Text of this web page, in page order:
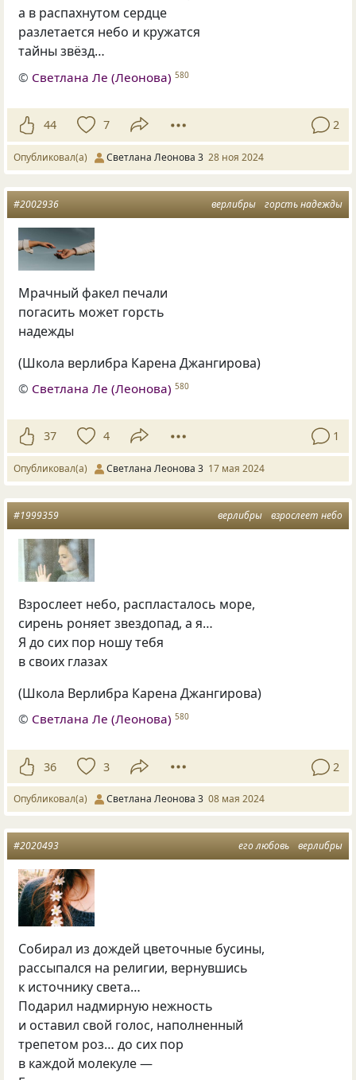
а в распахнутом сердце
разлетается небо и кружатся
тайны звёзд…
© Светлана Ле (Леонова) 580
44 7 2
Опубликовал(а) Светлана Леонова 3 28 ноя 2024
верлибры горсть надежды
#2002936
Мрачный факел печали
погасить может горсть
надежды
(Школа верлибра Карена Джангирова)
© Светлана Ле (Леонова) 580
37 4 1
Опубликовал(а) Светлана Леонова 3 17 мая 2024
верлибры взрослеет небо
#1999359
Взрослеет небо, распласталось море,
сирень роняет звездопад, а я…
Я до сих пор ношу тебя
в своих глазах
(Школа Верлибра Карена Джангирова)
© Светлана Ле (Леонова) 580
36 3 2
Опубликовал(а) Светлана Леонова 3 08 мая 2024
его любовь верлибры
#2020493
Собирал из дождей цветочные бусины,
рассыпался на религии, вернувшись
к источнику света…
Подарил надмирную нежность
и оставил свой голос, наполненный
трепетом роз… до сих пор
в каждой молекуле —